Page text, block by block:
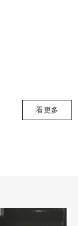
看更多